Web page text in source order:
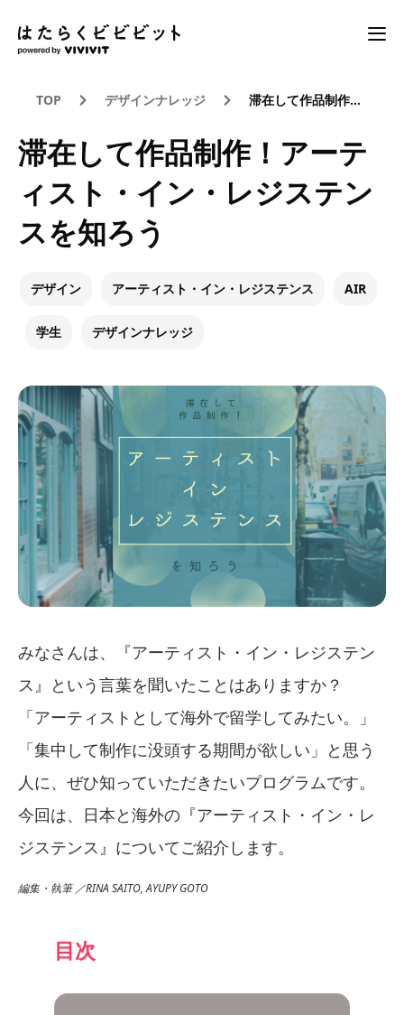
TOP デザインナレッジ 滞在して作品制作！アーティスト・イン・レジステンスを知ろう
滞在して作品制作！アーテ
ィスト・イン・レジステン
スを知ろう
デザイン アーティスト・イン・レジステンス AIR
学生 デザインナレッジ
みなさんは、『アーティスト・イン・レジステン
ス』という言葉を聞いたことはありますか？
「アーティストとして海外で留学してみたい。」
「集中して制作に没頭する期間が欲しい」と思う
人に、ぜひ知っていただきたいプログラムです。
今回は、日本と海外の『アーティスト・イン・レ
ジステンス』についてご紹介します。
編集・執筆 ／RINA SAITO, AYUPY GOTO
目次